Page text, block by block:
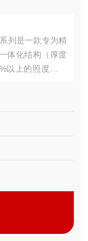
列是一款专为精
体化结构（厚度
以上的照度均匀
用于3C电子元
议。